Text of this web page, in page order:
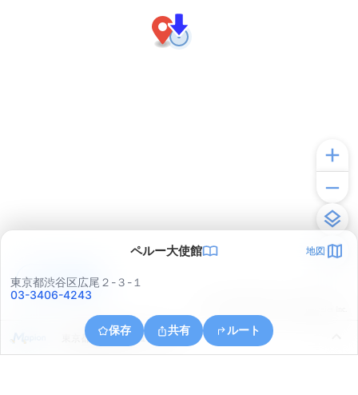
ペルー大使館 地図
東京都渋谷区広尾２-３-１
03-3406-4243
保存 共有 ルート
東京都港区麻布台１丁目７
アプリで見る